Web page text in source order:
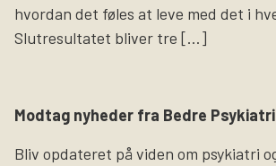
hvordan det føles at leve med det i
Slutresultatet bliver tre […]
Modtag nyheder fra Bedre Psykiatri
Bliv opdateret på viden om psykiatri